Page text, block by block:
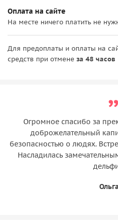
Оплата на сайте
На месте ничего платить не
Для предоплаты и оплаты на
средств при отмене за 48 часов
Огромное спасибо за
доброжелательный
безопасностью о людях.
Насладилась